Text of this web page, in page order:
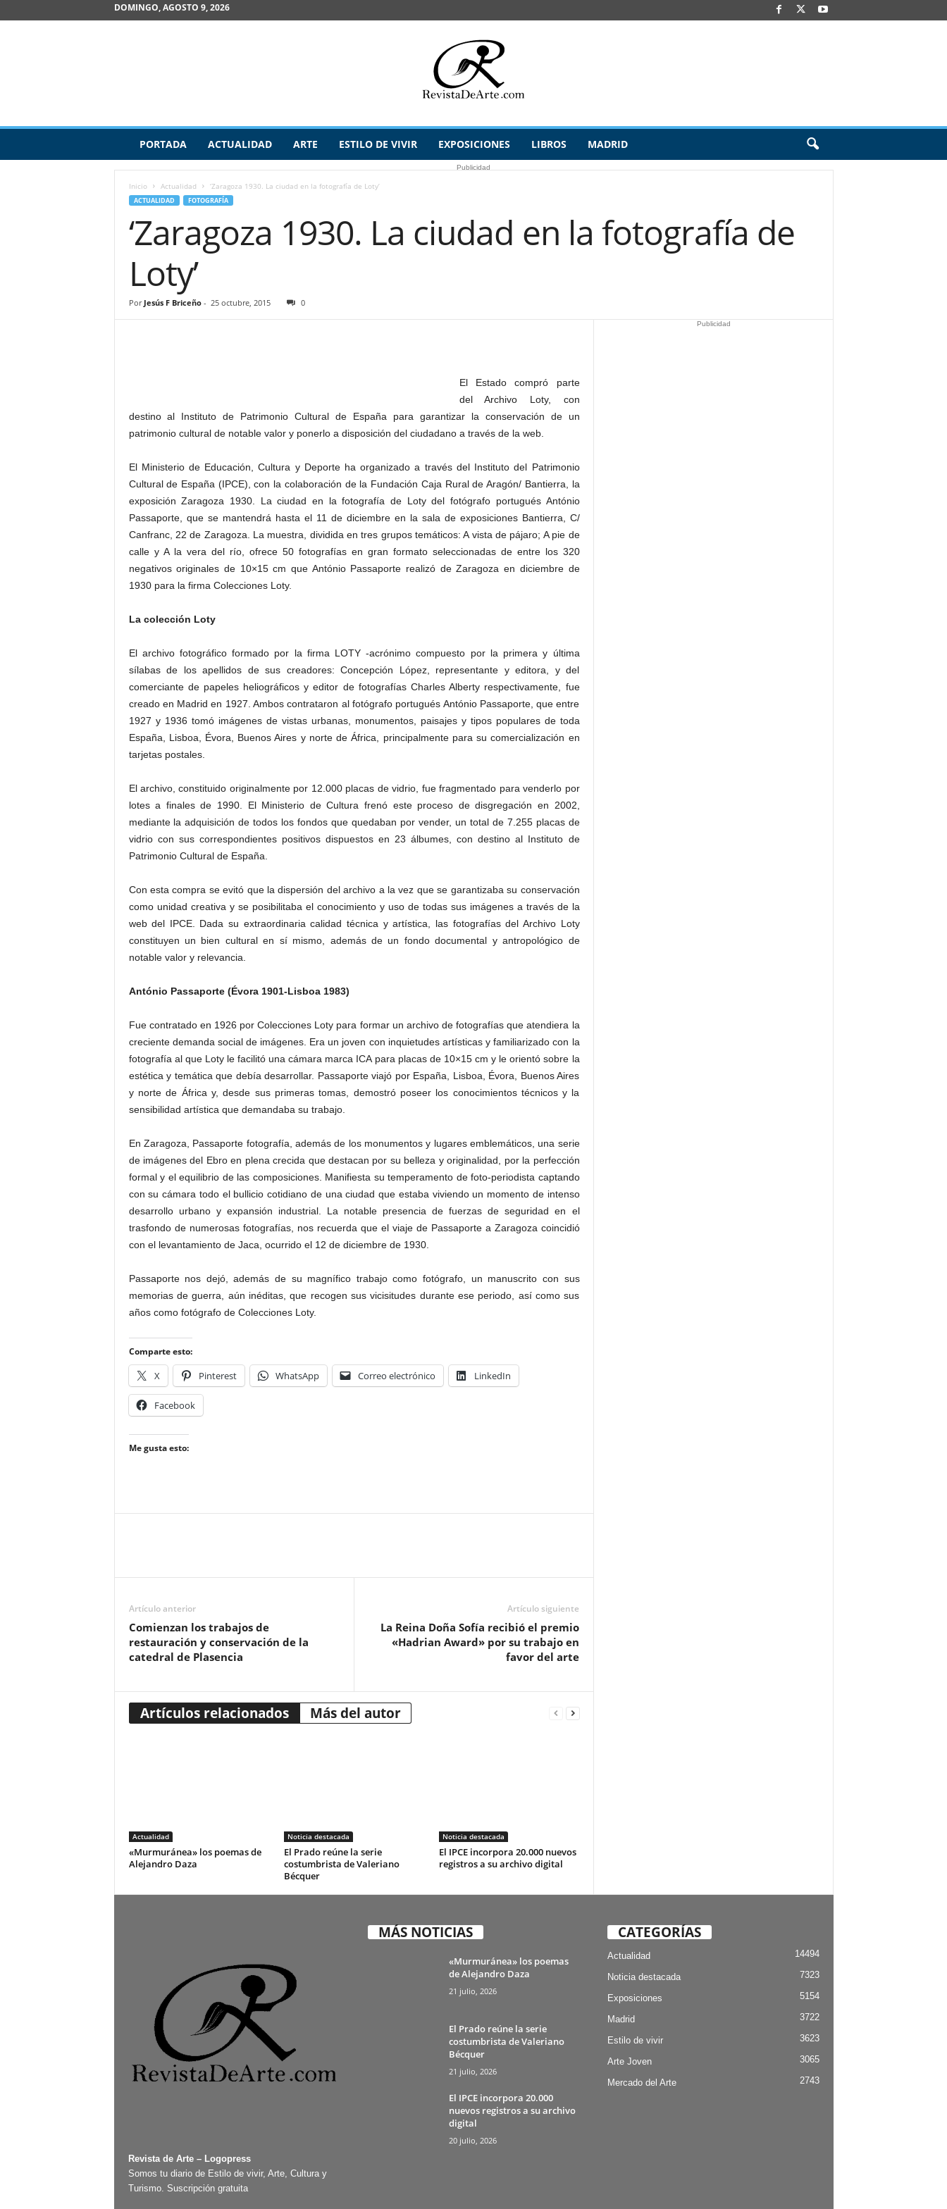
DOMINGO, AGOSTO 9, 2026
v
PORTADA ACTUALIDAD ARTE ESTILO DE VIVIR EXPOSICIONES LIBROS MADRID
Publicidad
Inicio Actualidad ‘Zaragoza 1930. La ciudad en la fotografía de Loty’
ACTUALIDAD FOTOGRAFÍA
‘Zaragoza 1930. La ciudad en la fotografía de
Loty’
Por Jesús F Briceño- 25 octubre, 2015 0
El Estado compró parte
del Archivo Loty, con
destino al Instituto de Patrimonio Cultural de España para garantizar la conservación de un
patrimonio cultural de notable valor y ponerlo a disposición del ciudadano a través de la web.
El Ministerio de Educación, Cultura y Deporte ha organizado a través del Instituto del Patrimonio
Cultural de España (IPCE), con la colaboración de la Fundación Caja Rural de Aragón/ Bantierra, la
exposición Zaragoza 1930. La ciudad en la fotografía de Loty del fotógrafo portugués António
Passaporte, que se mantendrá hasta el 11 de diciembre en la sala de exposiciones Bantierra, C/
Canfranc, 22 de Zaragoza. La muestra, dividida en tres grupos temáticos: A vista de pájaro; A pie de
calle y A la vera del río, ofrece 50 fotografías en gran formato seleccionadas de entre los 320
negativos originales de 10×15 cm que António Passaporte realizó de Zaragoza en diciembre de
1930 para la firma Colecciones Loty.
La colección Loty
El archivo fotográfico formado por la firma LOTY -acrónimo compuesto por la primera y última
sílabas de los apellidos de sus creadores: Concepción López, representante y editora, y del
comerciante de papeles heliográficos y editor de fotografías Charles Alberty respectivamente, fue
creado en Madrid en 1927. Ambos contrataron al fotógrafo portugués António Passaporte, que entre
1927 y 1936 tomó imágenes de vistas urbanas, monumentos, paisajes y tipos populares de toda
España, Lisboa, Évora, Buenos Aires y norte de África, principalmente para su comercialización en
tarjetas postales.
El archivo, constituido originalmente por 12.000 placas de vidrio, fue fragmentado para venderlo por
lotes a finales de 1990. El Ministerio de Cultura frenó este proceso de disgregación en 2002,
mediante la adquisición de todos los fondos que quedaban por vender, un total de 7.255 placas de
vidrio con sus correspondientes positivos dispuestos en 23 álbumes, con destino al Instituto de
Patrimonio Cultural de España.
Con esta compra se evitó que la dispersión del archivo a la vez que se garantizaba su conservación
como unidad creativa y se posibilitaba el conocimiento y uso de todas sus imágenes a través de la
web del IPCE. Dada su extraordinaria calidad técnica y artística, las fotografías del Archivo Loty
constituyen un bien cultural en sí mismo, además de un fondo documental y antropológico de
notable valor y relevancia.
António Passaporte (Évora 1901-Lisboa 1983)
Fue contratado en 1926 por Colecciones Loty para formar un archivo de fotografías que atendiera la
creciente demanda social de imágenes. Era un joven con inquietudes artísticas y familiarizado con la
fotografía al que Loty le facilitó una cámara marca ICA para placas de 10×15 cm y le orientó sobre la
estética y temática que debía desarrollar. Passaporte viajó por España, Lisboa, Évora, Buenos Aires
y norte de África y, desde sus primeras tomas, demostró poseer los conocimientos técnicos y la
sensibilidad artística que demandaba su trabajo.
En Zaragoza, Passaporte fotografía, además de los monumentos y lugares emblemáticos, una serie
de imágenes del Ebro en plena crecida que destacan por su belleza y originalidad, por la perfección
formal y el equilibrio de las composiciones. Manifiesta su temperamento de foto-periodista captando
con su cámara todo el bullicio cotidiano de una ciudad que estaba viviendo un momento de intenso
desarrollo urbano y expansión industrial. La notable presencia de fuerzas de seguridad en el
trasfondo de numerosas fotografías, nos recuerda que el viaje de Passaporte a Zaragoza coincidió
con el levantamiento de Jaca, ocurrido el 12 de diciembre de 1930.
Passaporte nos dejó, además de su magnífico trabajo como fotógrafo, un manuscrito con sus
memorias de guerra, aún inéditas, que recogen sus vicisitudes durante ese periodo, así como sus
años como fotógrafo de Colecciones Loty.
Comparte esto:
X Pinterest WhatsApp Correo electrónico LinkedIn
Facebook
Me gusta esto:
Artículo anterior
Comienzan los trabajos de
restauración y conservación de la
catedral de Plasencia
Artículo siguiente
La Reina Doña Sofía recibió el premio
«Hadrian Award» por su trabajo en
favor del arte
Artículos relacionados Más del autor
Actualidad
«Murmuránea» los poemas de
Alejandro Daza
Noticia destacada
El Prado reúne la serie
costumbrista de Valeriano
Bécquer
Noticia destacada
El IPCE incorpora 20.000 nuevos
registros a su archivo digital
Publicidad
Revista de Arte – Logopress
Somos tu diario de Estilo de vivir, Arte, Cultura y
Turismo. Suscripción gratuita
MÁS NOTICIAS
«Murmuránea» los poemas
de Alejandro Daza
21 julio, 2026
El Prado reúne la serie
costumbrista de Valeriano
Bécquer
21 julio, 2026
El IPCE incorpora 20.000
nuevos registros a su archivo
digital
20 julio, 2026
CATEGORÍAS
Actualidad 14494
Noticia destacada 7323
Exposiciones 5154
Madrid 3722
Estilo de vivir 3623
Arte Joven 3065
Mercado del Arte 2743